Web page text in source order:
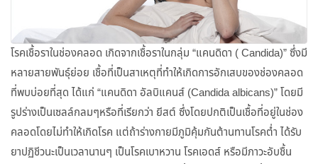
โรคเชื้อราในช่องคลอด เกิดจากเชื้อราในกลุ่ม “แคนดิดา ( Candida)” ซึ่งมี
หลายสายพันธุ์ย่อย เชื้อที่เป็นสาเหตุที่ทำให้เกิดการอักเสบของช่องคลอด
ที่พบบ่อยที่สุด ได้แก่ “แคนดิดา อัลบิแคนส์ (Candida albicans)” โดยมี
รูปร่างเป็นเซลล์กลมๆหรือที่เรียกว่า ยีสต์ ซึ่งโดยปกติเป็นเชื้อที่อยู่ในช่อง
คลอดโดยไม่ทำให้เกิดโรค แต่ถ้าร่างกายมีภูมิคุ้มกันต้านทานโรคต่ำ ได้รับ
ยาปฏิชีวนะเป็นเวลานานๆ เป็นโรคเบาหวาน โรคเอดส์ หรือมีภาวะอับชื้น